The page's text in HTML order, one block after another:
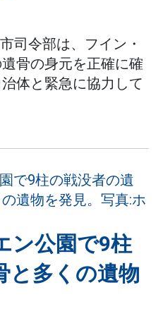
司令部は、フイン・
骨の身元を正確に確
体と緊急に協力して
ン公園で9柱
と多くの遺物